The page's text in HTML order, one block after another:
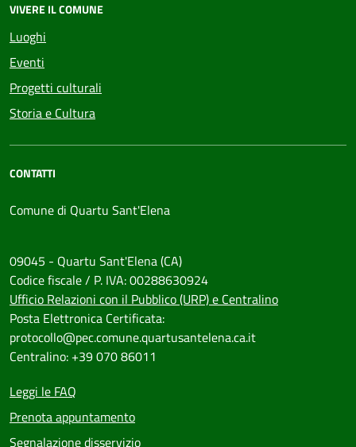
VIVERE IL COMUNE
Luoghi
Eventi
Progetti culturali
Storia e Cultura
CONTATTI
Comune di Quartu Sant'Elena
09045 - Quartu Sant'Elena (CA)
Codice fiscale / P. IVA: 00288630924
Ufficio Relazioni con il Pubblico (URP) e Centralino
Posta Elettronica Certificata:
protocollo@pec.comune.quartusantelena.ca.it
Centralino: +39 070 86011
Leggi le FAQ
Prenota appuntamento
Segnalazione disservizio